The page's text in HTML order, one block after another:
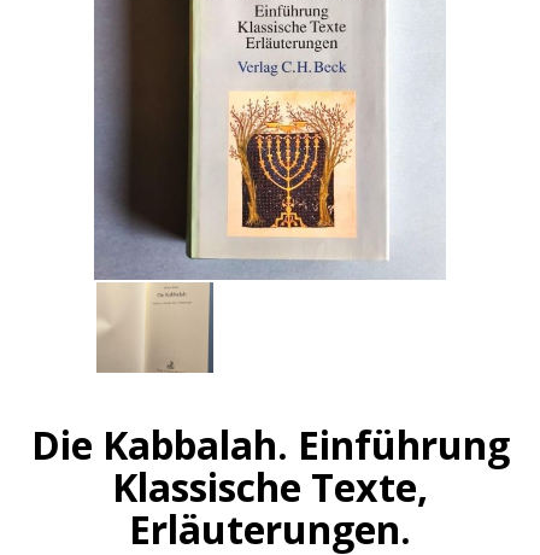
Die Kabbalah. Einführung
Klassische Texte,
Erläuterungen.